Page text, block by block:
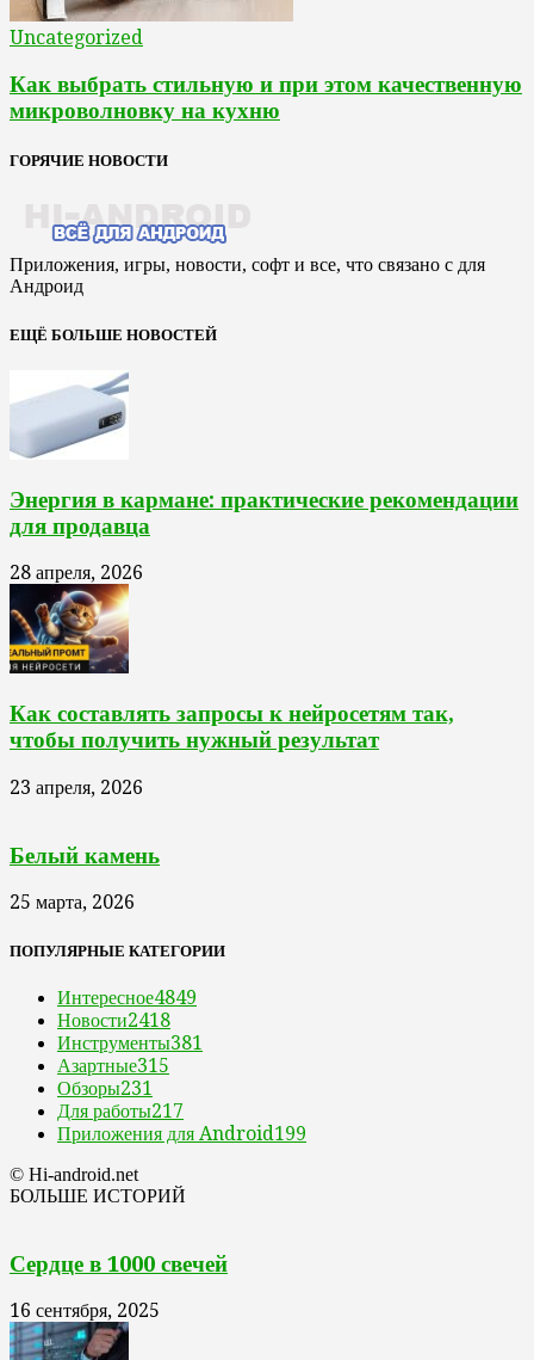
Uncategorized
Как выбрать стильную и при этом качественную
микроволновку на кухню
ГОРЯЧИЕ НОВОСТИ
Приложения, игры, новости, софт и все, что связано с для
Андроид
ЕЩЁ БОЛЬШЕ НОВОСТЕЙ
Энергия в кармане: практические рекомендации
для продавца
28 апреля, 2026
Как составлять запросы к нейросетям так,
чтобы получить нужный результат
23 апреля, 2026
Белый камень
25 марта, 2026
ПОПУЛЯРНЫЕ КАТЕГОРИИ
Интересное4849
Новости2418
Инструменты381
Азартные315
Обзоры231
Для работы217
Приложения для Android199
© Hi-android.net
БОЛЬШЕ ИСТОРИЙ
Сердце в 1000 свечей
16 сентября, 2025